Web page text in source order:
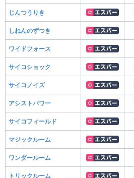
じんつうりき
しねんのずつき
ワイドフォース
サイコショック
サイコノイズ
アシストパワー
サイコフィールド
マジックルーム
ワンダールーム
トリックルーム